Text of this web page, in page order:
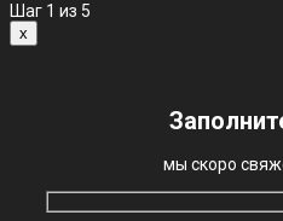
Шаг 1 из 5
x
мы скоро